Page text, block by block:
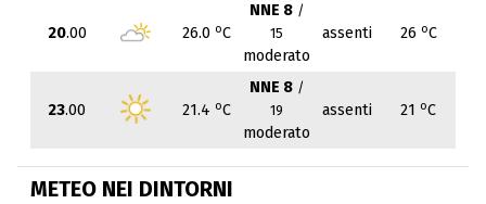
20.00 26.0 oC
NNE 8 /
15
moderato
assenti 26 oC
23.00 21.4 oC
NNE 8 /
19
moderato
assenti 21 oC
METEO NEI DINTORNI